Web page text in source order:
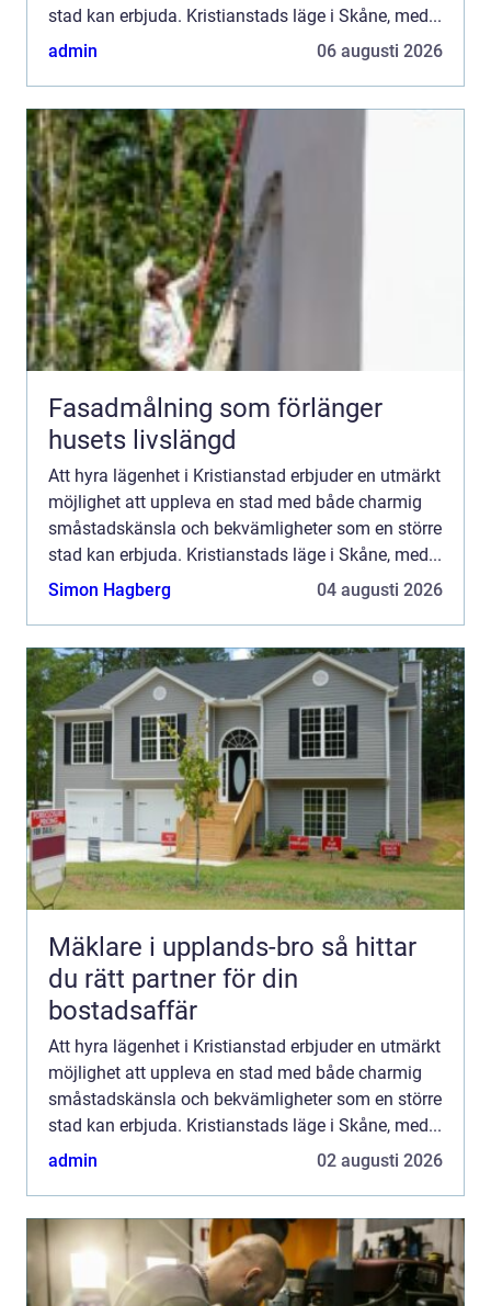
stad kan erbjuda. Kristianstads läge i Skåne, med...
admin
06 augusti 2026
Fasadmålning som förlänger
husets livslängd
Att hyra lägenhet i Kristianstad erbjuder en utmärkt
möjlighet att uppleva en stad med både charmig
småstadskänsla och bekvämligheter som en större
stad kan erbjuda. Kristianstads läge i Skåne, med...
Simon Hagberg
04 augusti 2026
Mäklare i upplands-bro så hittar
du rätt partner för din
bostadsaffär
Att hyra lägenhet i Kristianstad erbjuder en utmärkt
möjlighet att uppleva en stad med både charmig
småstadskänsla och bekvämligheter som en större
stad kan erbjuda. Kristianstads läge i Skåne, med...
admin
02 augusti 2026